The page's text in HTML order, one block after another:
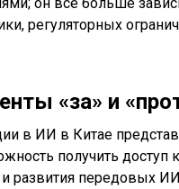
регуляторных
«за» и
в ИИ в Китае
получить
и развития передовых